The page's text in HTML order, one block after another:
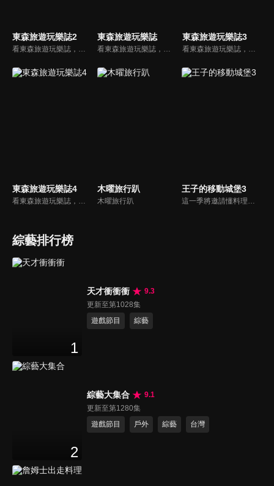
東森旅遊玩樂誌2 東森旅遊玩樂誌 東森旅遊玩樂誌3
東森旅遊玩樂誌4
看東森旅遊玩樂誌，發現旅遊吃喝玩樂新鮮事，玩樂誌帶大家輕鬆悠遊全世界！看主持人旅途中發生什麼大小趣事？挖掘什麼樣的文化趣味，和他們一起好笑、一起感動！跟著節目這樣玩！
木曜旅行趴
木曜旅行趴
王子的移動城堡3
這一季將邀請懂料理的嘉賓為錦榮打理他的伙食，這是一個隨行廚師的概念，也是與前二季最大的不同，「明星真人秀、主題旅行體驗、在地生活」等元素的旅遊節目。
綜藝排行榜
1
天才衝衝衝
9.3
更新至第1028集
遊戲節目
綜藝
2
綜藝大集合
9.1
更新至第1280集
遊戲節目
戶外 綜藝 台灣